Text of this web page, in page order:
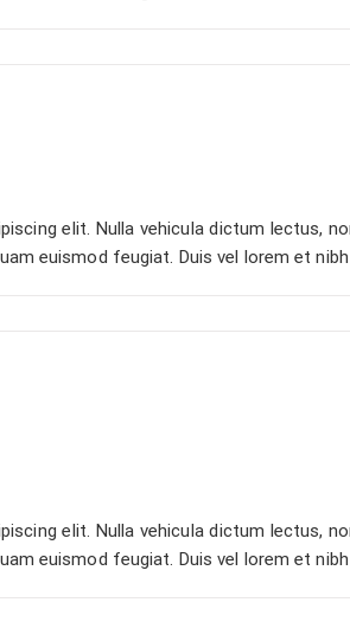
elit. Nulla vehicula dictum lectus,
euismod feugiat. Duis vel lorem et
elit. Nulla vehicula dictum lectus,
euismod feugiat. Duis vel lorem et